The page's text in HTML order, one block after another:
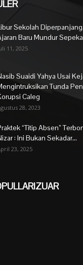
Sekolah
Baru Mundur
11, 2025
Suaidi Yahya Usai
Tunda
Caleg
28, 2023
“Titip Absen”
: Ini Bukan Sekadar...
23, 2025